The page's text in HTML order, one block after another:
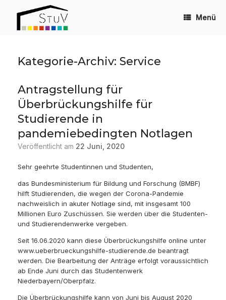
Menü
Kategorie-Archiv: Service
Antragstellung für
Überbrückungshilfe für
Studierende in
pandemiebedingten Notlagen
Veröffentlicht am 22 Juni, 2020
Sehr geehrte Studentinnen und Studenten,
das Bundesministerium für Bildung und Forschung (BMBF)
hilft Studierenden, die wegen der Corona-Pandemie
nachweislich in akuter Notlage sind, mit insgesamt 100
Millionen Euro Zuschüssen. Sie werden über die Studenten-
und Studierendenwerke vergeben.
Seit 16.06.2020 kann diese Überbrückungshilfe online unter
www.ueberbrueckungshilfe-studierende.de beantragt
werden. Die Bearbeitung der Anträge erfolgt voraussichtlich
ab Ende Juni durch das Studentenwerk
Niederbayern/Oberpfalz.
Die Überbrückungshilfe kann von Juni bis August 2020